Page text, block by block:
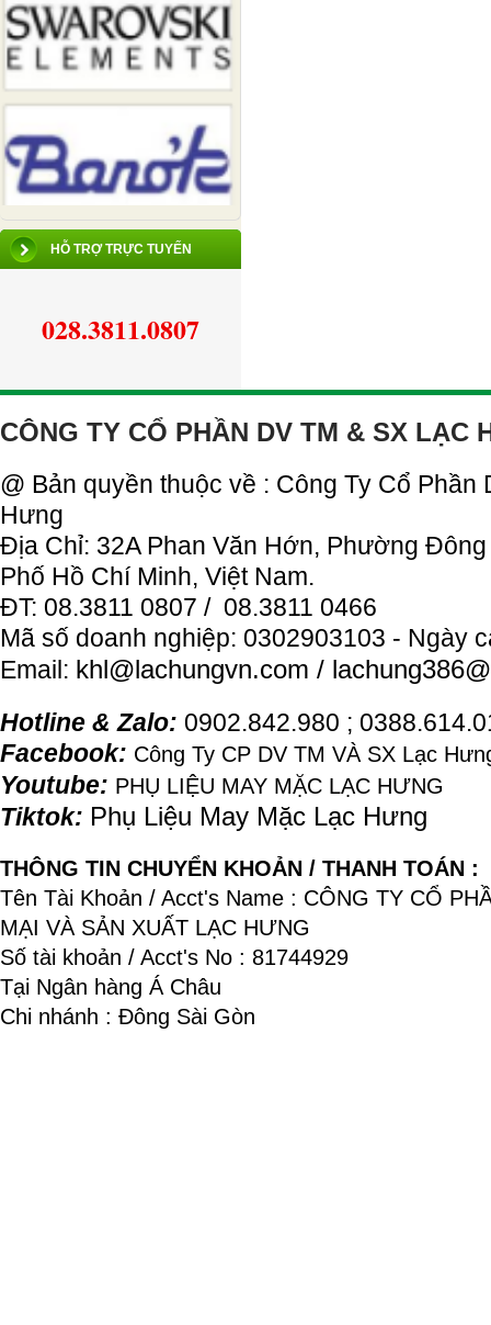
HỖ TRỢ TRỰC TUYẾN
028.3811.0807
CÔNG TY CỔ PHẦN DV TM & SX LẠC
@ Bản quyền thuộc về : Công Ty Cổ Phần
Hưng
Địa Chỉ: 32A Phan Văn Hớn, Phường
Phố Hồ Chí Minh, Việt Nam.
ĐT: 08.3811 0807 / 08.3811 0466
Mã số doanh nghiệp: 0302903103 - Ngày
Email: khl@lachungvn.com /
Hotline & Zalo: 0902.842.980 ;
Facebook: Công Ty CP DV TM VÀ SX Lạc
Youtube: PHỤ LIỆU MAY MẶC LẠC HƯNG
Tiktok: Phụ Liệu May Mặc Lạc Hưng
THÔNG TIN CHUYỂN KHOẢN / THANH TOÁN :
Tên Tài Khoản / Acct's Name : CÔNG TY CỔ
MẠI VÀ SẢN XUẤT LẠC HƯNG
Số tài khoản / Acct's No : 81744929
Tại Ngân hàng Á Châu
Chi nhánh : Đông Sài Gòn